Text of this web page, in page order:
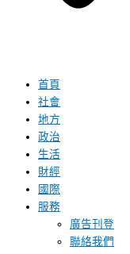
首頁
社會
地方
政治
生活
財經
國際
服務
廣告刊登
聯絡我們